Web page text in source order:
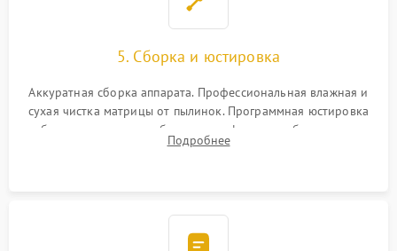
5. Сборка и юстировка
Аккуратная сборка аппарата. Профессиональная влажная и
сухая чистка матрицы от пылинок. Программная юстировка
рабочего отрезка, калибровка автофокуса, стабилизатора и
экспозамера с помощью сервисного ПО.
Подробнее